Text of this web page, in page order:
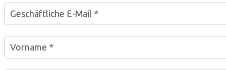
Geschäftliche E-Mail *
Vorname *